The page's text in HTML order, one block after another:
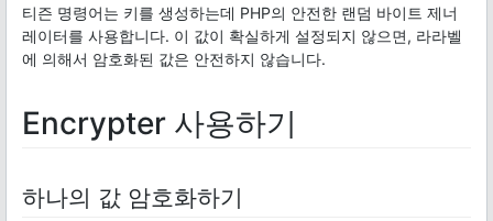
티즌 명령어는 키를 생성하는데 PHP의 안전한 랜덤 바이트 제너
레이터를 사용합니다. 이 값이 확실하게 설정되지 않으면, 라라벨
에 의해서 암호화된 값은 안전하지 않습니다.
Encrypter 사용하기
하나의 값 암호화하기